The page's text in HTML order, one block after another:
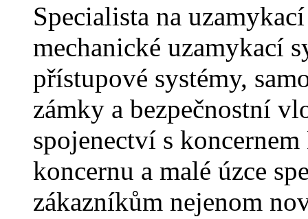
Specialista na
mechanické uzamykací
přístupové systémy,
zámky a bezpečnostní
spojenectví s
koncernu a malé úzce
zákazníkům nejenom